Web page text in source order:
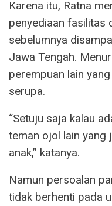
Karena itu, Ratna
penyediaan fasilitas
sebelumnya
Jawa Tengah.
perempuan lain
serupa.
“Setuju saja kalau
teman ojol lain yang
anak,” katanya.
Namun persoalan
tidak berhenti pada